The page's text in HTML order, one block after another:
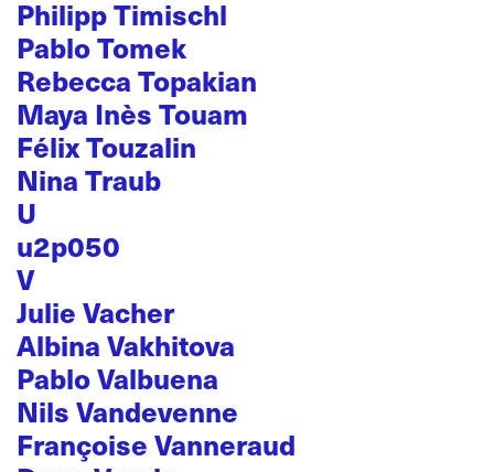
Philipp Timischl
Pablo Tomek
Rebecca Topakian
Maya Inès Touam
Félix Touzalin
Nina Traub
U
u2p050
V
Julie Vacher
Albina Vakhitova
Pablo Valbuena
Nils Vandevenne
Françoise Vanneraud